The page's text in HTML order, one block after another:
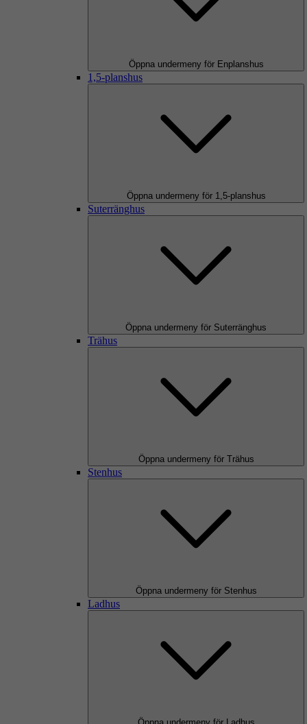
Öppna undermeny för Enplanshus
1,5-planshus
Öppna undermeny för 1,5-planshus
Suterränghus
Öppna undermeny för Suterränghus
Trähus
Öppna undermeny för Trähus
Stenhus
Öppna undermeny för Stenhus
Ladhus